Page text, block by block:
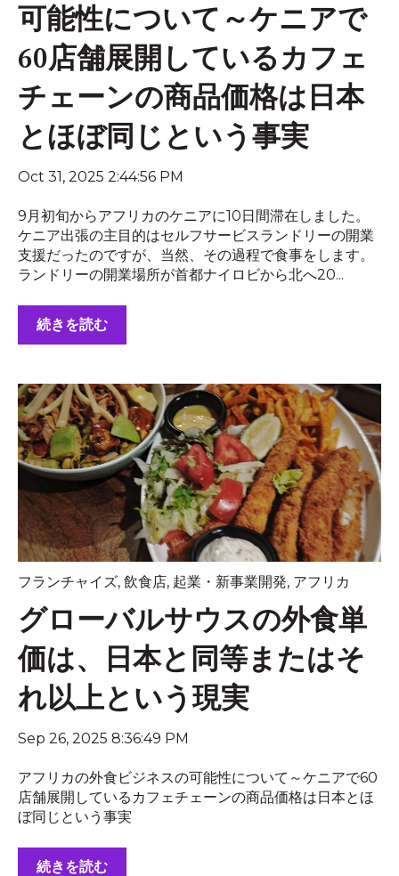
可能性について～ケニアで
60店舗展開しているカフェ
チェーンの商品価格は日本
とほぼ同じという事実
Oct 31, 2025 2:44:56 PM
9月初旬からアフリカのケニアに10日間滞在しました。
ケニア出張の主目的はセルフサービスランドリーの開業
支援だったのですが、当然、その過程で食事をします。
ランドリーの開業場所が首都ナイロビから北へ20...
続きを読む
フランチャイズ, 飲食店, 起業・新事業開発, アフリカ
グローバルサウスの外食単
価は、日本と同等またはそ
れ以上という現実
Sep 26, 2025 8:36:49 PM
アフリカの外食ビジネスの可能性について～ケニアで60
店舗展開しているカフェチェーンの商品価格は日本とほ
ぼ同じという事実
続きを読む